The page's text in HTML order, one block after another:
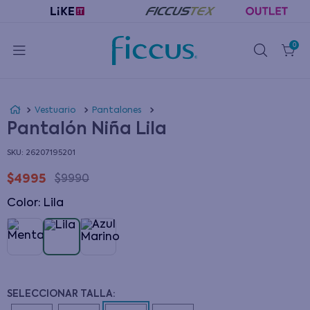
0
Vestuario Pantalones
Pantalón Niña Lila
: 26207195201
$4995 $9990
Color: lila